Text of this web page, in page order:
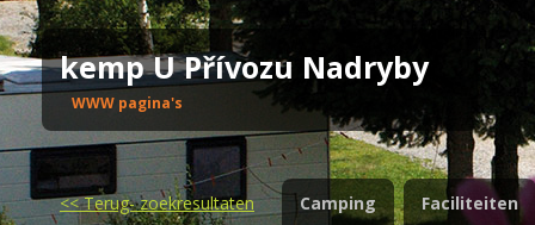
kemp U Přívozu Nadryby
WWW pagina's
<<Terug- zoekresultaten Camping Faciliteiten